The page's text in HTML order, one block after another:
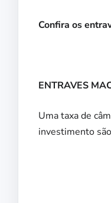
Confira os
ENTRAVES
Uma taxa de
investimento